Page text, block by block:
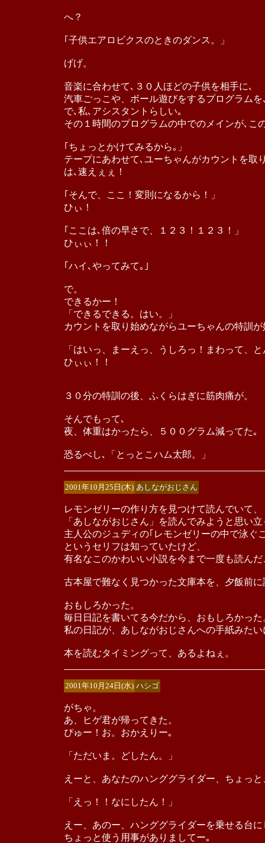
へ？
｢子供エアロビクスのときのダンス。」
げげ。
音楽に合わせて､３０人ほどの子供を相手に､
汽車ごっこや、ボール遊びをするプログラム
で､私､アシスタントらしい｡
その１時間のプログラムの中でのメインが､こ
｢ちょっとかけてみるから｡」
テープにあわせて､ユーちゃんがカウントを取
は､速えぇぇ！
｢そんで、ここ！変則になるから！」
ひぃ！
｢ここは､倍の早さで、１２３！１２３！」
ひぃぃ！！
｢ハイ､やってみて｡｣
で。
できるかー！
「できるできる。はい。」
カウントを取り始めながらユーちゃんの特訓が
「はいっ、まーえっ、うしろっ！まわって、
ひぃぃ！！
３０分の特訓の後、ふくらはぎに筋肉痛が。
そんでもって､
夜、体重はかったら、５００グラム減ってた｡
恐るべし､「とっとこハム太郎。」
2001年10月25日(木) あしながおじさん
レモンゼリーの作り方を見つけて読んでいて、
「あしながおじさん」を読んでみようと思い立
主人公のジュディの｢レモンゼリーの中で泳ぐ
というセリフは知っていたけど、
有名なこのかわいい小説を今まで一度も読ん
古本屋で難なく見つかった文庫本を、夕飯前
おもしろかった。
毎日日記を書いてる今だから、おもしろかった
私の日記が、あしながおじさんへの手紙みたい
本を読むタイミングって、あるよねぇ。
2001年10月24日(水) ハシゴ
がちゃ。
あ、ヒゲ君が帰ってきた。
ぴゅー！お。おかえりー｡
「ただいま。どしたん。」
えーと、あなたのハンググライダー、ちょっ
「えっ！！なにしたん！」
えー、あのー、ハンググライダーを乗せる台
ちょっと使う用事がありましてー｡